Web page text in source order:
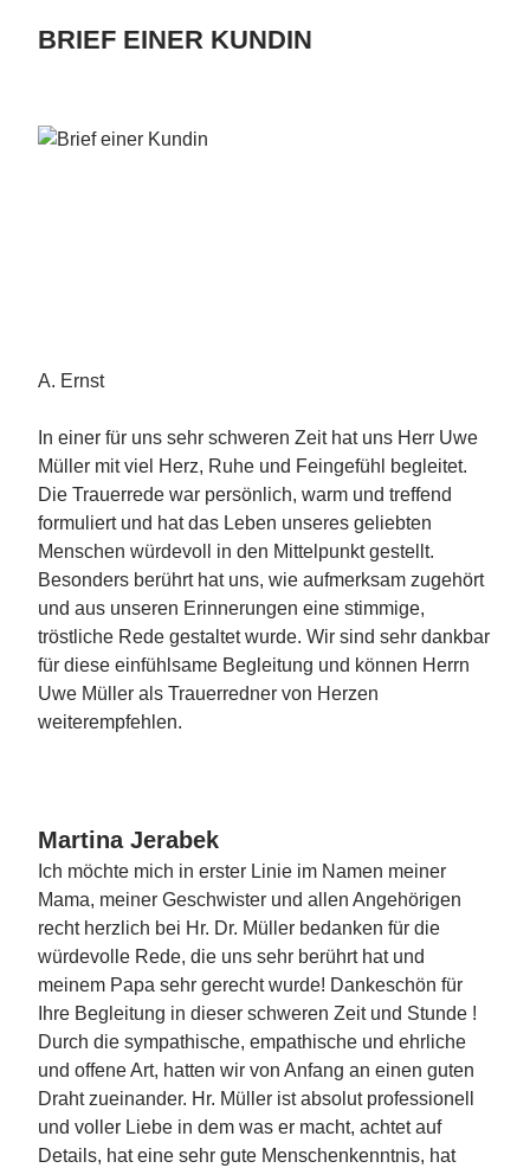
BRIEF EINER KUNDIN
A. Ernst
In einer für uns sehr schweren Zeit hat uns Herr Uwe
Müller mit viel Herz, Ruhe und Feingefühl begleitet.
Die Trauerrede war persönlich, warm und treffend
formuliert und hat das Leben unseres geliebten
Menschen würdevoll in den Mittelpunkt gestellt.
Besonders berührt hat uns, wie aufmerksam zugehört
und aus unseren Erinnerungen eine stimmige,
tröstliche Rede gestaltet wurde. Wir sind sehr dankbar
für diese einfühlsame Begleitung und können Herrn
Uwe Müller als Trauerredner von Herzen
weiterempfehlen.
Martina Jerabek
Ich möchte mich in erster Linie im Namen meiner
Mama, meiner Geschwister und allen Angehörigen
recht herzlich bei Hr. Dr. Müller bedanken für die
würdevolle Rede, die uns sehr berührt hat und
meinem Papa sehr gerecht wurde! Dankeschön für
Ihre Begleitung in dieser schweren Zeit und Stunde !
Durch die sympathische, empathische und ehrliche
und offene Art, hatten wir von Anfang an einen guten
Draht zueinander. Hr. Müller ist absolut professionell
und voller Liebe in dem was er macht, achtet auf
Details, hat eine sehr gute Menschenkenntnis, hat